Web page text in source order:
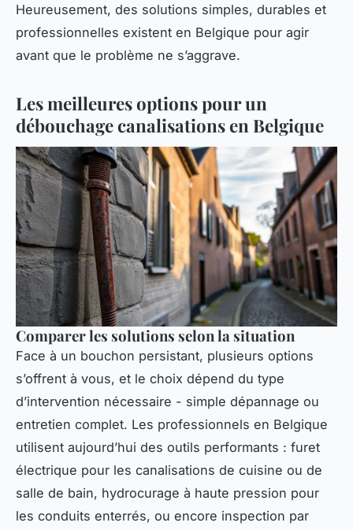
Heureusement, des solutions simples, durables et
professionnelles existent en Belgique pour agir
avant que le problème ne s’aggrave.
Les meilleures options pour un
débouchage canalisations en Belgique
Comparer les solutions selon la situation
Face à un bouchon persistant, plusieurs options
s’offrent à vous, et le choix dépend du type
d’intervention nécessaire - simple dépannage ou
entretien complet. Les professionnels en Belgique
utilisent aujourd’hui des outils performants : furet
électrique pour les canalisations de cuisine ou de
salle de bain, hydrocurage à haute pression pour
les conduits enterrés, ou encore inspection par